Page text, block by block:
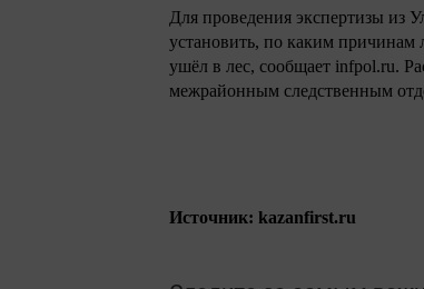
Для проведения экспертизы из
установить, по каким причинам
ушёл в лес, сообщает infpol.ru.
межрайонным следственным
Источник: kazanfirst.ru